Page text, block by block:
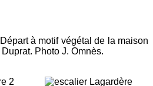
de la maison
Photo J. Omnès.